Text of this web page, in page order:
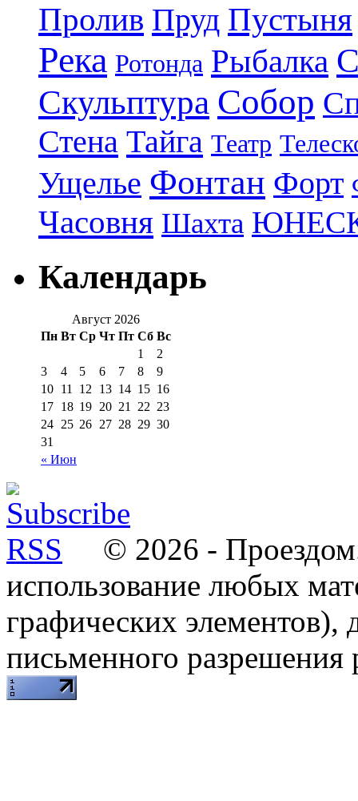
Пролив Пруд Пустыня
Река Ротонда Рыбалка
Скульптура Собор
Стена Тайга Театр
Ущелье Фонтан Форт
Часовня Шахта
Календарь
Август 2026
Пн Вт Ср Чт Пт Сб Вс
« Июн
1
2
3
4 5 6 7 8
9
10 11 12 13 14 15 16
17 18 19 20 21 22 23
24 25 26 27 28 29 30
31
© 2026 -
использование любых
графических элементов),
письменного разрешения